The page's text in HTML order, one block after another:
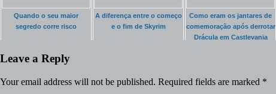
Quando o seu maior
segredo corre risco
A diferença entre o começo
e o fim de Skyrim
Como eram os jantares de
comemoração após derrotar
Drácula em Castlevania
Leave a Reply
Your email address will not be published. Required fields are marked *